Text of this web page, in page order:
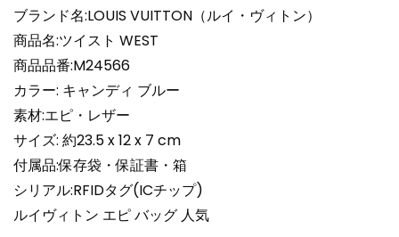
グ
キ
ャ
ン
デ
ィ
ブ
ル
ー
超
N
ブランド名:LOUIS VUITTON（ルイ・ヴィトン）
商品名:ツイスト WEST
商品品番:M24566
カラー: キャンディ ブルー
素材:エピ・レザー
サイズ: 約23.5 x 12 x 7 cm
付属品:保存袋・保証書・箱
シリアル:RFIDタグ(ICチップ)
ルイヴィトン エピ バッグ 人気